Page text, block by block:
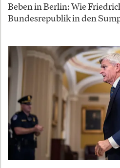
Beben in Berlin: Wie
Bundesrepublik in den